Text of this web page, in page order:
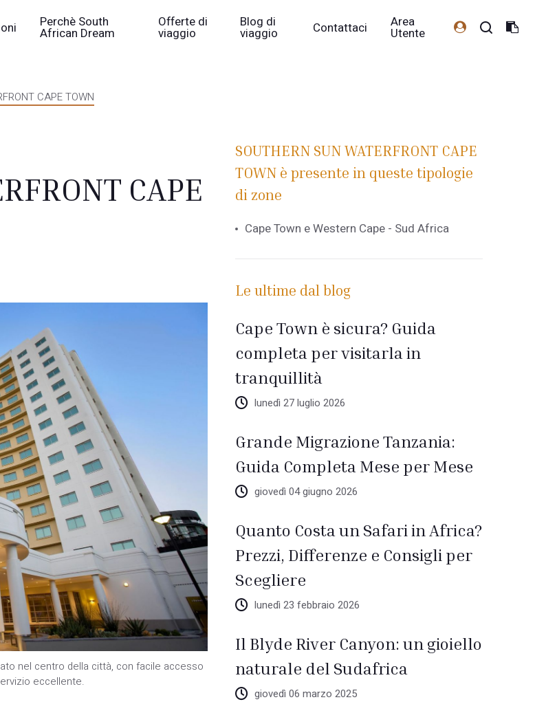
Perchè South
African Dream
Offerte di
viaggio
Blog di
viaggio Contattaci Area
Utente
CAPE TOWN
CAPE
nel centro della città, con facile accesso
eccellente.
SOUTHERN SUN WATERFRONT CAPE
TOWN è presente in queste tipologie
di zone
Cape Town e Western Cape - Sud Africa
Le ultime dal blog
Cape Town è sicura? Guida
completa per visitarla in
tranquillità
lunedì 27 luglio 2026
Grande Migrazione Tanzania:
Guida Completa Mese per Mese
giovedì 04 giugno 2026
Quanto Costa un Safari in Africa?
Prezzi, Differenze e Consigli per
Scegliere
lunedì 23 febbraio 2026
Il Blyde River Canyon: un gioiello
naturale del Sudafrica
giovedì 06 marzo 2025